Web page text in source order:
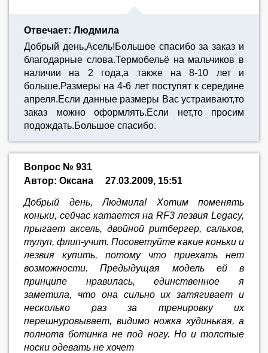
Отвечает: Людмила
Добрый день,Асель!Большое спасибо за заказ и
благодарные слова.Термобельё на мальчиков в
наличии на 2 года,а также на 8-10 лет и
больше.Размеры на 4-6 лет поступят к середине
апреля.Если данные размеры Вас устраивают,то
заказ можно оформлять.Если нет,то просим
подождать.Большое спасибо.
Вопрос № 931
Автор: Оксана
27.03.2009, 15:51
Добрый день, Людмила! Хотим поменять
коньки, сейчас катается на RF3 лезвия Legacy,
прыгает аксель, двойной ритбергер, сальхов,
тулуп, флип-учит. Посоветуйте какие коньки и
лезвия купить, потому что приехать нет
возможности. Предыдущая модель ей в
принципе нравилась, единственное я
заметила, что она сильно их затягивает и
несколько раз за тренировку их
перешнуровывает, видимо ножка худинькая, а
полнота ботинка не под ногу. Но и толстые
носки одевать не хочет